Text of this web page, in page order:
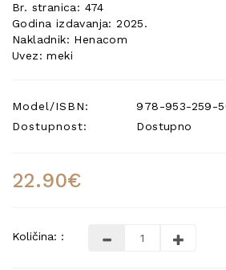
Br. stranica: 474
Godina izdavanja: 2025.
Nakladnik: Henacom
Uvez: meki
Model/ISBN:
978-953-259-
Dostupnost:
Dostupno
22.90€
Količina: :